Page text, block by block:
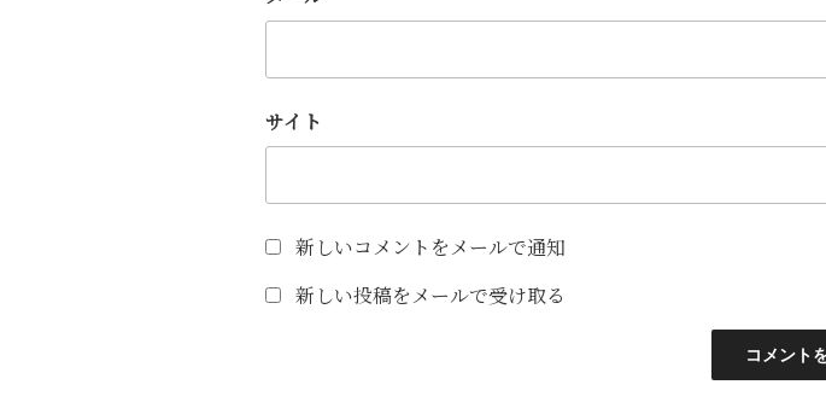
サイト
新しいコメントをメールで通知
新しい投稿をメールで受け取る